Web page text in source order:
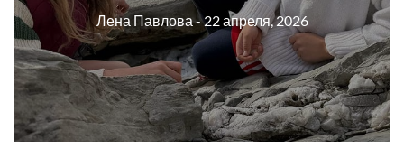
Лена Павлова- 22 апреля, 2026